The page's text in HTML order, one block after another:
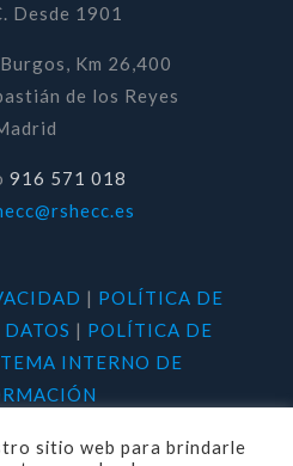
Desde 1901
Km 26,400
de los Reyes
916 571 018
| POLÍTICA DE
| POLÍTICA DE
INTERNO DE
sitio web para brindarle